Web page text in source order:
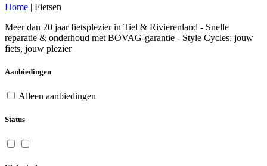
Home | Fietsen
Meer dan 20 jaar fietsplezier in Tiel & Rivierenland - Snelle
reparatie & onderhoud met BOVAG-garantie - Style Cycles: jouw
fiets, jouw plezier
Aanbiedingen
Alleen aanbiedingen
Status